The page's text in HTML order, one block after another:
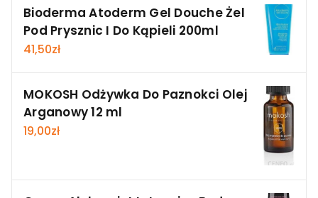
Bioderma Atoderm Gel Douche Żel
Pod Prysznic I Do Kąpieli 200ml
41,50zł
MOKOSH Odżywka Do Paznokci Olej
Arganowy 12 ml
19,00zł